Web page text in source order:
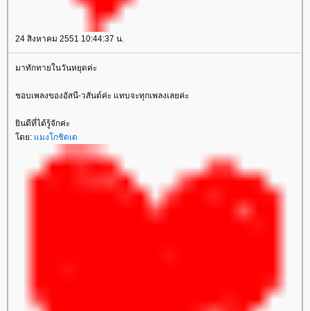
24 สิงหาคม 2551 10:44:37 น.
มาทักทายในวันหยุดค่ะ
ชอบเพลงของอัสนี-วสันต์ค่ะ แทบจะทุกเพลงเลยค่ะ
ินดีที่ได้รู้จักค่ะ
ดย: มงโกชิดเด